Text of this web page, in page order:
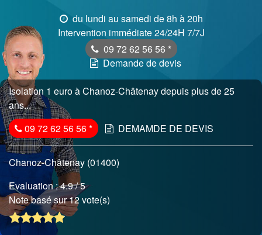
du lundi au samedi de 8h à 20h
Intervention immédiate 24/24H 7/7J
09 72 62 56 56 *
Demande de devis
Isolation 1 euro à Chanoz-Châtenay depuis plus de 25
ans...
09 72 62 56 56* DEMAMDE DE DEVIS
Chanoz-Châtenay (01400)
Evaluation :4.9/ 5
Note basé sur 12 vote(s)